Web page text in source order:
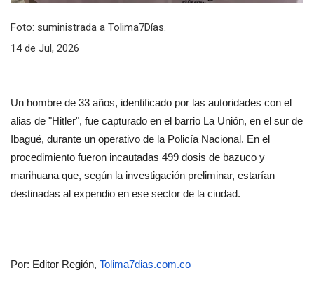
Foto: suministrada a Tolima7Días.
14 de Jul, 2026
Un hombre de 33 años, identificado por las autoridades con el
alias de "Hitler", fue capturado en el barrio La Unión, en el sur de
Ibagué, durante un operativo de la Policía Nacional. En el
procedimiento fueron incautadas 499 dosis de bazuco y
marihuana que, según la investigación preliminar, estarían
destinadas al expendio en ese sector de la ciudad.
Por: Editor Región, Tolima7dias.com.co